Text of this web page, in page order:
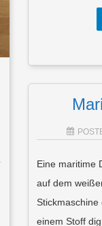
Eine maritime
auf dem
einem Stoff